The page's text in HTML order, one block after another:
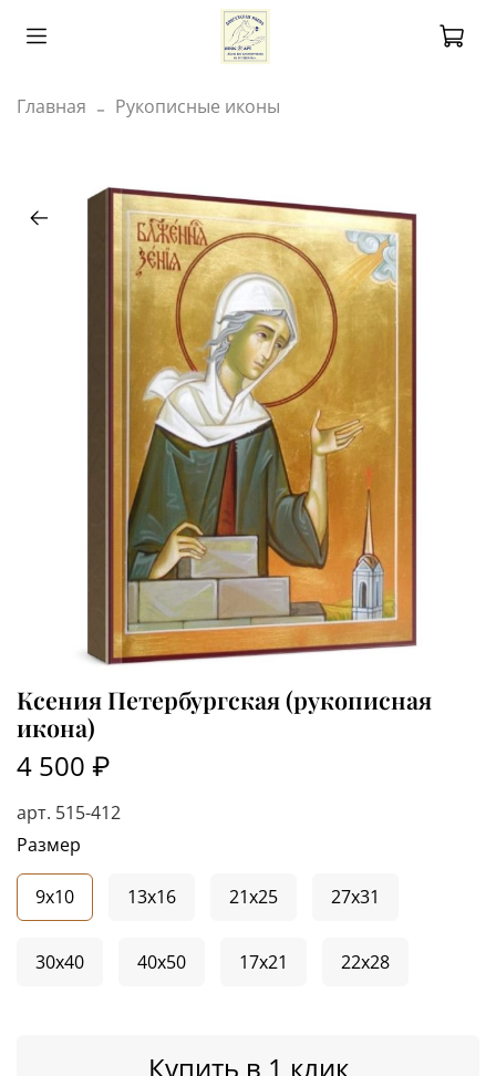
Главная Рукописные иконы
арт. 515-412
Ксения Петербургская (рукописная
икона)
4 500 ₽
Купить в 1 клик
Размер
9x10 13x16 21x25 27x31
30x40 40x50 17x21 22x28